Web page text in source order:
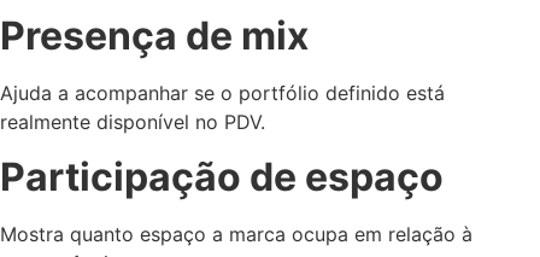
Presença de mix
Ajuda a acompanhar se o portfólio definido está
realmente disponível no PDV.
Participação de espaço
Mostra quanto espaço a marca ocupa em relação à